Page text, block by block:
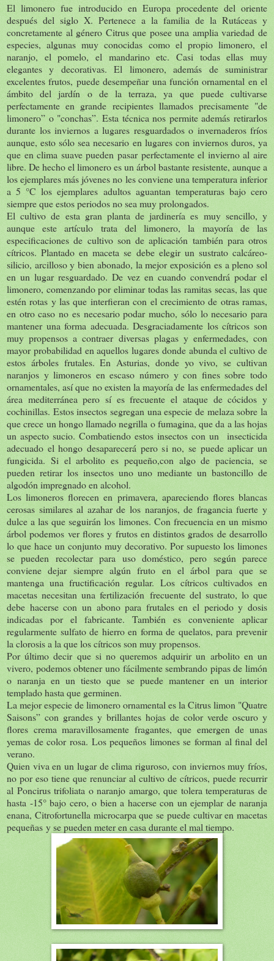
El limonero fue introducido en Europa procedente del oriente
después del siglo X. Pertenece a la familia de la Rutáceas y
concretamente al género Citrus que posee una amplia variedad de
especies, algunas muy conocidas como el propio limonero, el
naranjo, el pomelo, el mandarino etc. Casi todas ellas muy
elegantes y decorativas. El limonero, además de suministrar
excelentes frutos, puede desempeñar una función ornamental en el
ámbito del jardín o de la terraza, ya que puede cultivarse
perfectamente en grande recipientes llamados precisamente "de
limonero” o "conchas”. Esta técnica nos permite además retirarlos
durante los inviernos a lugares resguardados o invernaderos fríos
aunque, esto sólo sea necesario en lugares con inviernos duros, ya
que en clima suave pueden pasar perfectamente el invierno al aire
libre. De hecho el limonero es un árbol bastante resistente, aunque a
los ejemplares más jóvenes no les conviene una temperatura inferior
a 5 °C los ejemplares adultos aguantan temperaturas bajo cero
siempre que estos periodos no sea muy prolongados.
El cultivo de esta gran planta de jardinería es muy sencillo, y
aunque este artículo trata del limonero, la mayoría de las
especificaciones de cultivo son de aplicación también para otros
cítricos. Plantado en maceta se debe elegir un sustrato calcáreo-
silicio, arcilloso y bien abonado, la mejor exposición es a pleno sol
en un lugar resguardado. De vez en cuando convendrá podar el
limonero, comenzando por eliminar todas las ramitas secas, las que
estén rotas y las que interfieran con el crecimiento de otras ramas,
en otro caso no es necesario podar mucho, sólo lo necesario para
mantener una forma adecuada. Desgraciadamente los cítricos son
muy propensos a contraer diversas plagas y enfermedades, con
mayor probabilidad en aquellos lugares donde abunda el cultivo de
estos árboles frutales. En Asturias, donde yo vivo, se cultivan
naranjos y limoneros en escaso número y con fines sobre todo
ornamentales, así que no existen la mayoría de las enfermedades del
área mediterránea pero sí es frecuente el ataque de cócidos y
cochinillas. Estos insectos segregan una especie de melaza sobre la
que crece un hongo llamado negrilla o fumagina, que da a las hojas
un aspecto sucio. Combatiendo estos insectos con un insecticida
adecuado el hongo desaparecerá pero si no, se puede aplicar un
fungicida. Si el arbolito es pequeño,con algo de paciencia, se
pueden retirar los insectos uno uno mediante un bastoncillo de
algodón impregnado en alcohol.
Los limoneros florecen en primavera, apareciendo flores blancas
cerosas similares al azahar de los naranjos, de fragancia fuerte y
dulce a las que seguirán los limones. Con frecuencia en un mismo
árbol podemos ver flores y frutos en distintos grados de desarrollo
lo que hace un conjunto muy decorativo. Por supuesto los limones
se pueden recolectar para uso doméstico, pero según parece
conviene dejar siempre algún fruto en el árbol para que se
mantenga una fructificación regular. Los cítricos cultivados en
macetas necesitan una fertilización frecuente del sustrato, lo que
debe hacerse con un abono para frutales en el periodo y dosis
indicadas por el fabricante. También es conveniente aplicar
regularmente sulfato de hierro en forma de quelatos, para prevenir
la clorosis a la que los cítricos son muy propensos.
Por último decir que si no queremos adquirir un arbolito en un
vivero, podemos obtener uno fácilmente sembrando pipas de limón
o naranja en un tiesto que se puede mantener en un interior
templado hasta que germinen.
La mejor especie de limonero ornamental es la Citrus limon "Quatre
Saisons” con grandes y brillantes hojas de color verde oscuro y
flores crema maravillosamente fragantes, que emergen de unas
yemas de color rosa. Los pequeños limones se forman al final del
verano.
Quien viva en un lugar de clima riguroso, con inviernos muy fríos,
no por eso tiene que renunciar al cultivo de cítricos, puede recurrir
al Poncirus trifoliata o naranjo amargo, que tolera temperaturas de
hasta -15° bajo cero, o bien a hacerse con un ejemplar de naranja
enana, Citrofortunella microcarpa que se puede cultivar en macetas
pequeñas y se pueden meter en casa durante el mal tiempo.